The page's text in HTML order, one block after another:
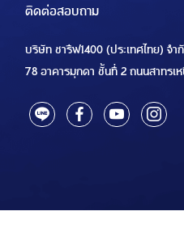
ติดต่อสอบถาม
บริษัท ชารีฟ1400 (ประเทศไทย) จำ
78 อาคารมุกดา ชั้นที่ 2 ถนนสาทรเ